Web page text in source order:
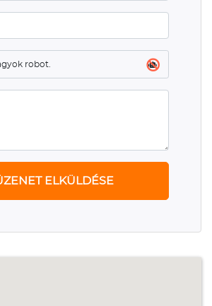
robot.
ELKÜLDÉSE